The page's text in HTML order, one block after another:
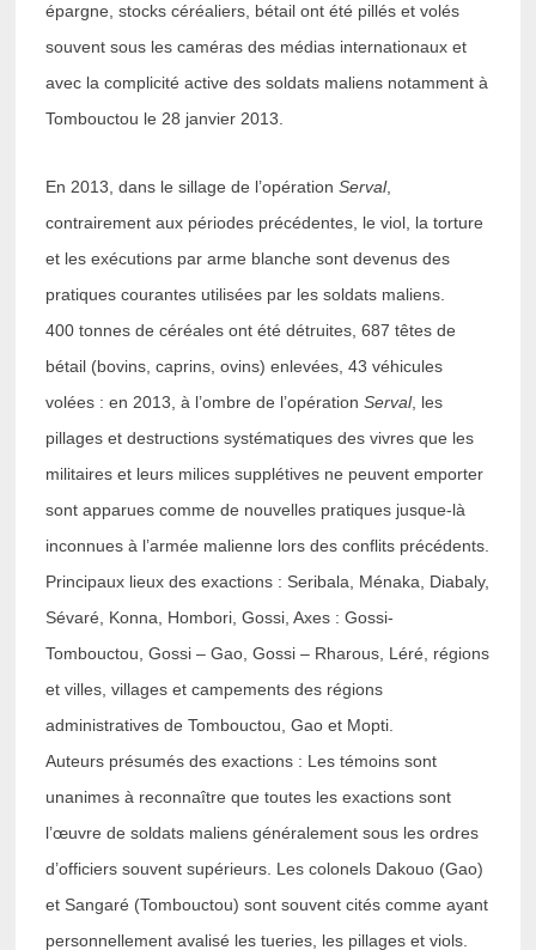
épargne, stocks céréaliers, bétail ont été pillés et volés
souvent sous les caméras des médias internationaux et
avec la complicité active des soldats maliens notamment à
Tombouctou le 28 janvier 2013.
En 2013, dans le sillage de l’opération Serval,
contrairement aux périodes précédentes, le viol, la torture
et les exécutions par arme blanche sont devenus des
pratiques courantes utilisées par les soldats maliens.
400 tonnes de céréales ont été détruites, 687 têtes de
bétail (bovins, caprins, ovins) enlevées, 43 véhicules
volées : en 2013, à l’ombre de l’opération Serval, les
pillages et destructions systématiques des vivres que les
militaires et leurs milices supplétives ne peuvent emporter
sont apparues comme de nouvelles pratiques jusque-là
inconnues à l’armée malienne lors des conflits précédents.
Principaux lieux des exactions : Seribala, Ménaka, Diabaly,
Sévaré, Konna, Hombori, Gossi, Axes : Gossi-
Tombouctou, Gossi – Gao, Gossi – Rharous, Léré, régions
et villes, villages et campements des régions
administratives de Tombouctou, Gao et Mopti.
Auteurs présumés des exactions : Les témoins sont
unanimes à reconnaître que toutes les exactions sont
l’œuvre de soldats maliens généralement sous les ordres
d’officiers souvent supérieurs. Les colonels Dakouo (Gao)
et Sangaré (Tombouctou) sont souvent cités comme ayant
personnellement avalisé les tueries, les pillages et viols.